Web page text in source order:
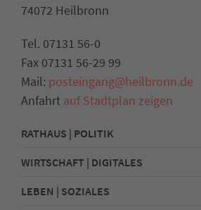
74072 Heilbronn
Tel. 07131 56-0
Fax 07131 56-29 99
Mail: posteingang@heilbronn.de
Anfahrt auf Stadtplan zeigen
RATHAUS | POLITIK
WIRTSCHAFT | DIGITALES
LEBEN | SOZIALES